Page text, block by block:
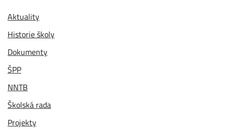
Aktuality
Historie školy
Dokumenty
ŠPP
NNTB
Školská rada
Projekty